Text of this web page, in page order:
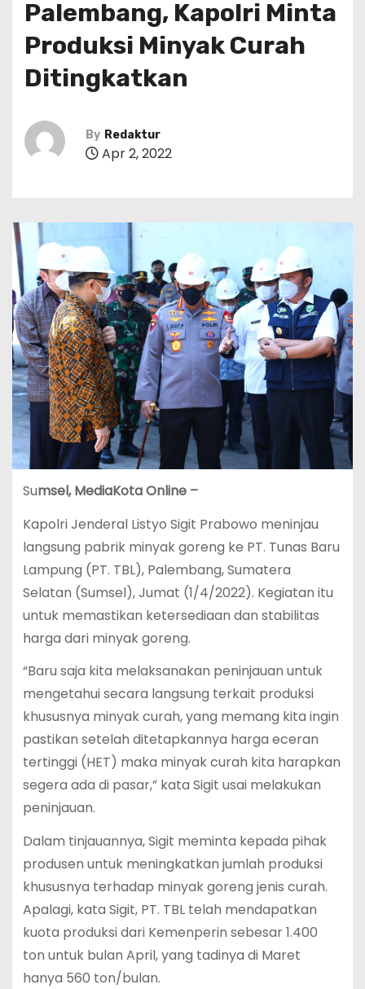
Palembang, Kapolri Minta
Produksi Minyak Curah
Ditingkatkan
By Redaktur
Apr 2, 2022
Sumsel, MediaKota Online –
Kapolri Jenderal Listyo Sigit Prabowo meninjau
langsung pabrik minyak goreng ke PT. Tunas Baru
Lampung (PT. TBL), Palembang, Sumatera
Selatan (Sumsel), Jumat (1/4/2022). Kegiatan itu
untuk memastikan ketersediaan dan stabilitas
harga dari minyak goreng.
“Baru saja kita melaksanakan peninjauan untuk
mengetahui secara langsung terkait produksi
khususnya minyak curah, yang memang kita ingin
pastikan setelah ditetapkannya harga eceran
tertinggi (HET) maka minyak curah kita harapkan
segera ada di pasar,” kata Sigit usai melakukan
peninjauan.
Dalam tinjauannya, Sigit meminta kepada pihak
produsen untuk meningkatkan jumlah produksi
khususnya terhadap minyak goreng jenis curah.
Apalagi, kata Sigit, PT. TBL telah mendapatkan
kuota produksi dari Kemenperin sebesar 1.400
ton untuk bulan April, yang tadinya di Maret
hanya 560 ton/bulan.